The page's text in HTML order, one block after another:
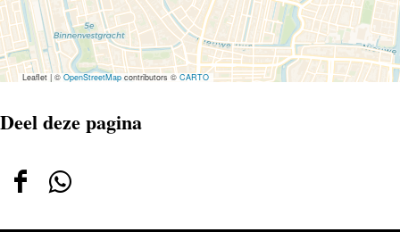
Leaflet|©OpenStreetMapcontributors ©CARTO
Deel deze pagina
Deel Deel